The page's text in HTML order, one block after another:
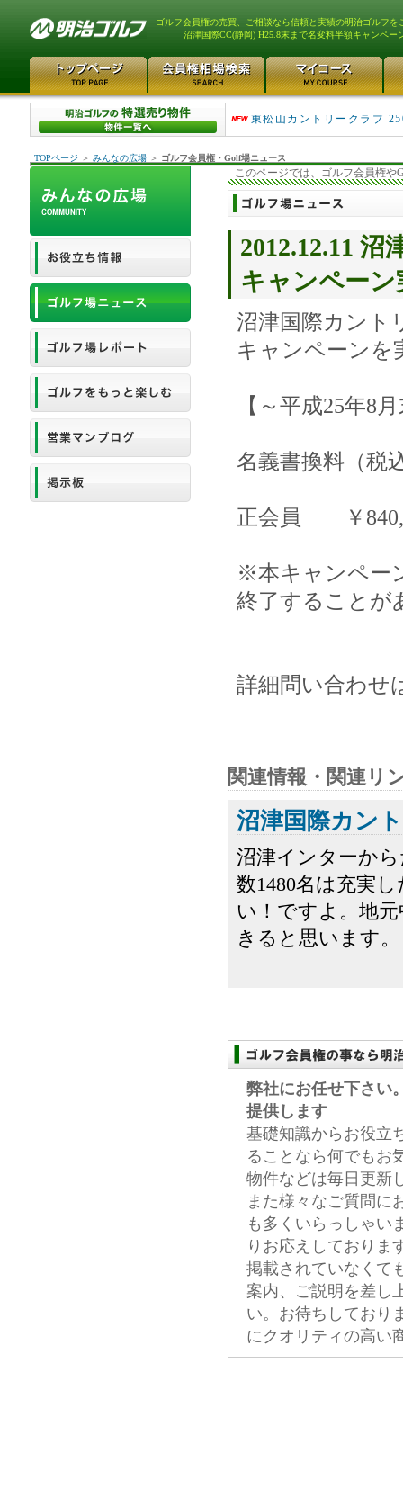
ゴルフ会員権の売買、ご相談なら信頼と実績の明治ゴルフを
沼津国際CC(静岡) H25.8末まで名変料半額キャンペー
平塚富士見カントリーク
東松山カントリークラブ
TOPページ ＞ みんなの広場 ＞ ゴルフ会員権・Golf場ニュース
このページでは、ゴルフ会員権や
2012.12.11
キャンペーン
沼津国際カント
キャンペーンを
【～平成25年8
名義書換料（税
正会員 ￥
※本キャンペー
終了することが
詳細問い合わせ
関連情報・関連リ
沼津国際カン
沼津インターか
数1480名は充実
い！ですよ。地
きると思います。
弊社にお任せ下さい
提供します
基礎知識からお役立
ることなら何でもお
物件などは毎日更新
また様々なご質問に
も多くいらっしゃい
りお応えしておりま
掲載されていなくて
案内、ご説明を差し
い。お待ちしており
にクオリティの高い